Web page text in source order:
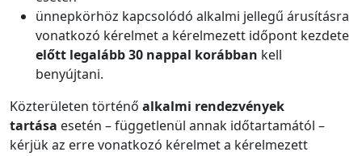
ünnepkörhöz kapcsolódó alkalmi jellegű árusításra
vonatkozó kérelmet a kérelmezett időpont kezdete
előtt legalább 30 nappal korábban kell
benyújtani.
Közterületen történő alkalmi rendezvények
tartása esetén – függetlenül annak időtartamától –
kérjük az erre vonatkozó kérelmet a kérelmezett